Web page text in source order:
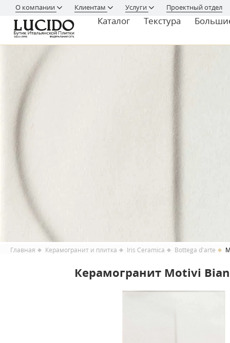
О компании Клиентам Услуги Проектный отдел
Каталог Текстура
Главная Керамогранит и плитка Iris Ceramica Bottega d'arte
Керамогранит Motivi